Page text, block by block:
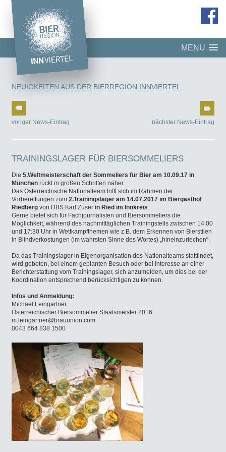
MENU
NEUIGKEITEN AUS DER BIERREGION INNVIERTEL
voriger News-Eintrag nächster News-Eintrag
TRAININGSLAGER FÜR BIERSOMMELIERS
Die 5.Weltmeisterschaft der Sommeliers für Bier am 10.09.17 in
München rückt in großen Schritten näher.
Das Österreichische Nationalteam trifft sich im Rahmen der
Vorbereitungen zum 2.Trainingslager am 14.07.2017 im Biergasthof
Riedberg von DBS Karl Zuser in Ried im Innkreis.
Gerne bietet sich für Fachjournalisten und Biersommeliers die
Möglichkeit, während des nachmittäglichen Trainingsteils zwischen 14:00
und 17:30 Uhr in Wettkampfthemen wie z.B. dem Erkennen von Bierstilen
in Blindverkostungen (im wahrsten Sinne des Wortes) „hineinzuriechen“.
Da das Trainingslager in Eigenorganisation des Nationalteams stattfindet,
wird gebeten, bei einem geplanten Besuch oder bei Interesse an einer
Berichterstattung vom Trainingslager, sich anzumelden, um dies bei der
Koordination entsprechend berücksichtigen zu können.
Infos und Anmeldung:
Michael Leingartner
Österreichischer Biersommelier Staatsmeister 2016
m.leingartner@brauunion.com
0043 664 838 1500